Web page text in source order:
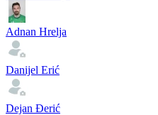
Adnan Hrelja
Danijel Erić
Dejan Đerić